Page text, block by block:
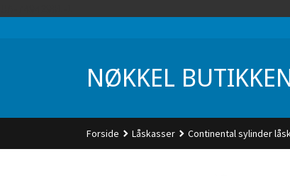
NØKKEL
Forside Låskasser Continental sylinder